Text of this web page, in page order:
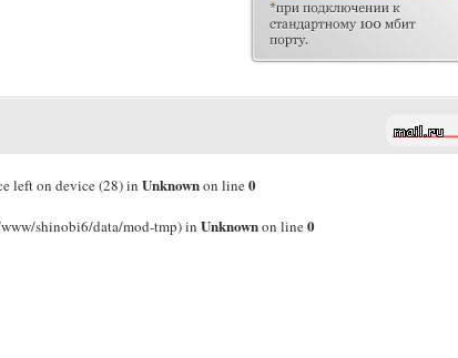
left on device (28) in Unknownon line0
shinobi6/data/mod-tmp) in Unknownon line0